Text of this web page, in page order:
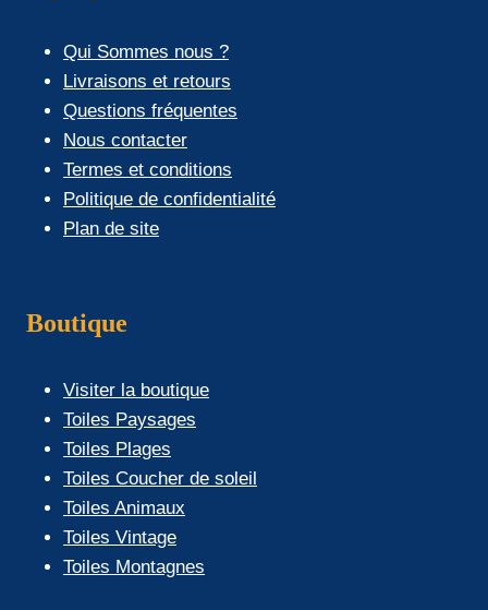
Qui Sommes nous ?
Livraisons et retours
Questions fréquentes
Nous contacter
Termes et conditions
Politique de confidentialité
Plan de site
Boutique
Visiter la boutique
Toiles Paysages
Toiles Plages
Toiles Coucher de soleil
Toiles Animaux
Toiles Vintage
Toiles Montagnes